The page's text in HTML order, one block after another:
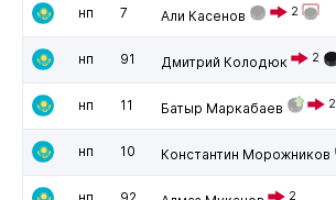
нп 7 Али Касенов 2
нп 91 Дмитрий Колодюк 2
нп 11 Батыр Маркабаев 2
нп 10 Константин Морожников
2